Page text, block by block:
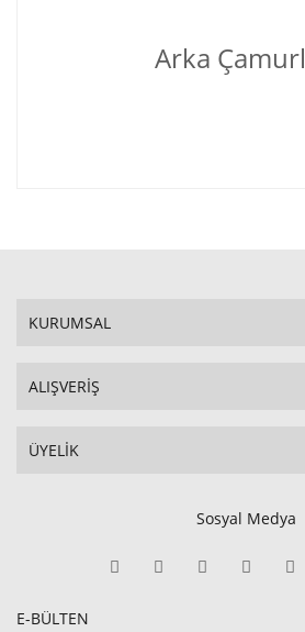
Arka
KURUMSAL
ALIŞVERİŞ
ÜYELİK
Sosyal Medya
E-BÜLTEN